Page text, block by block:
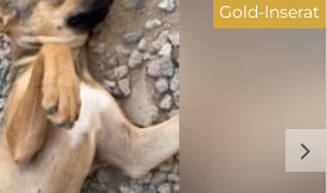
d
Gold-Inserat